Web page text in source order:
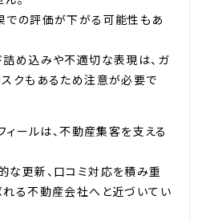
での評価が下がる可能性もあ
詰め込みや不適切な表現は、ガ
スクもあるため注意が必要で
ールは、不動産集客を支える
な更新、口コミ対応を積み重
れる不動産会社へと近づいてい